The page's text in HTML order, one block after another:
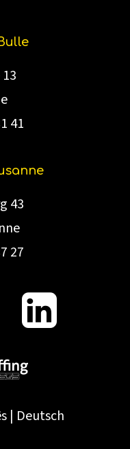
41
43
27
| Deutsch